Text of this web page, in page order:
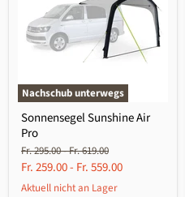
Nachschub unterwegs
Sonnensegel Sunshine Air
Pro
Ursprünglicher
Preis
Fr. 295.00-Ursprünglicher
Preis
Fr. 619.00
Fr. 259.00- Fr. 559.00
Aktuell nicht an Lager